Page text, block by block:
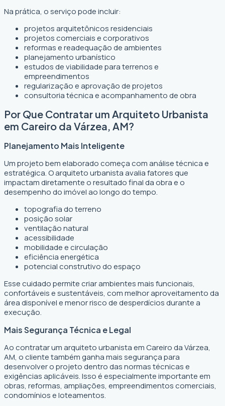
Na prática, o serviço pode incluir:
projetos arquitetônicos residenciais
projetos comerciais e corporativos
reformas e readequação de ambientes
planejamento urbanístico
estudos de viabilidade para terrenos e
empreendimentos
regularização e aprovação de projetos
consultoria técnica e acompanhamento de obra
Por Que Contratar um Arquiteto Urbanista
em Careiro da Várzea, AM?
Planejamento Mais Inteligente
Um projeto bem elaborado começa com análise técnica e
estratégica. O arquiteto urbanista avalia fatores que
impactam diretamente o resultado final da obra e o
desempenho do imóvel ao longo do tempo.
topografia do terreno
posição solar
ventilação natural
acessibilidade
mobilidade e circulação
eficiência energética
potencial construtivo do espaço
Esse cuidado permite criar ambientes mais funcionais,
confortáveis e sustentáveis, com melhor aproveitamento da
área disponível e menor risco de desperdícios durante a
execução.
Mais Segurança Técnica e Legal
Ao contratar um arquiteto urbanista em Careiro da Várzea,
AM, o cliente também ganha mais segurança para
desenvolver o projeto dentro das normas técnicas e
exigências aplicáveis. Isso é especialmente importante em
obras, reformas, ampliações, empreendimentos comerciais,
condomínios e loteamentos.